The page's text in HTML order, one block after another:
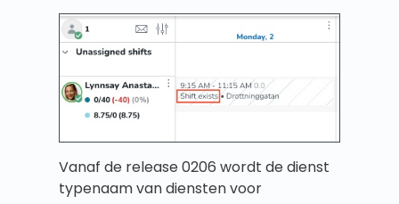
Vanaf de release 0206 wordt de dienst
typenaam van diensten voor